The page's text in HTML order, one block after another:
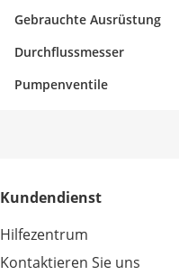
Gebrauchte Ausrüstung
Durchflussmesser
Pumpenventile
Kundendienst
Hilfezentrum
Kontaktieren Sie uns